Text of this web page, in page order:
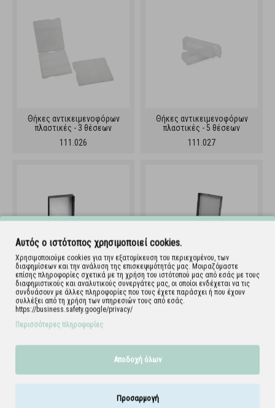
Θήκες αντικειμενοφόρων
πλαστικές - 3 θέσεων
111.026
Θήκες αντικειμενοφόρων
πλαστικές - 5 θέσεων
111.027
Θήκες αντικειμενοφόρων
πλαστικές - 12 θέσεων
111.028
Θήκες αντικειμενοφόρων
πλαστικές - 25 θέσεων
Αυτός ο ιστότοπος χρησιμοποιεί cookies.
Χρησιμοποιούμε cookies για την εξατομίκευση του περιεχομένου, των
διαφημίσεων και την ανάλυση της επισκεψιμότητάς μας. Μοιραζόμαστε
επίσης πληροφορίες σχετικά με τη χρήση του ιστότοπού μας από εσάς με τους
διαφημιστικούς και αναλυτικούς συνεργάτες μας, οι οποίοι ενδέχεται να τις
συνδυάσουν με άλλες πληροφορίες που τους έχετε παράσχει ή που έχουν
συλλέξει από τη χρήση των υπηρεσιών τους από εσάς.
https://business.safety.google/privacy/
Περισσότερες πληροφορίες
Αποδοχή όλων
Προσαρμογή